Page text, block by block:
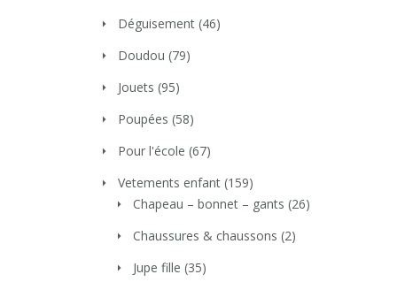
Déguisement (46)
Doudou (79)
Jouets (95)
Poupées (58)
Pour l'école (67)
Vetements enfant (159)
Chapeau – bonnet – gants (26)
Chaussures & chaussons (2)
Jupe fille (35)